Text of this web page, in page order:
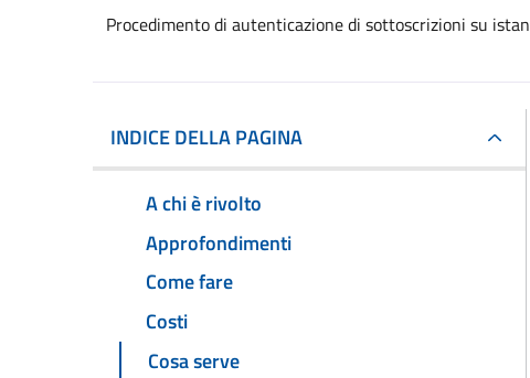
Procedimento di autenticazione di sottoscrizioni su
INDICE DELLA PAGINA
A chi è rivolto
Approfondimenti
Come fare
Costi
Cosa serve